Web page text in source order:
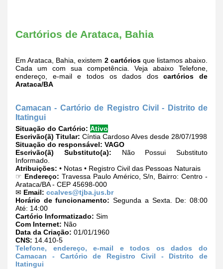
Cartórios de Arataca, Bahia
Em Arataca, Bahia, existem 2 cartóriosque listamos abaixo.
Cada um com sua competência. Veja abaixo Telefone,
endereço, e-mail e todos os dados doscartórios de
Arataca/BA
Camacan - Cartório de Registro Civil - Distrito de
Itatingui
Situação do Cartório: Ativo
Escrivão(ã) Titular: Cíntia Cardoso Alves desde 28/07/1998
Situação do responsável: VAGO
Escrivão(ã) Substituto(a): Não Possui Substituto
Informado.
Atribuições: • Notas • Registro Civil das Pessoas Naturais
☞ Endereço: Travessa Paulo Américo, S/n, Bairro: Centro -
Arataca/BA - CEP 45698-000
✉ Email: ccalves@tjba.jus.br
Horário de funcionamento: Segunda a Sexta. De: 08:00
Até: 14:00
Cartório Informatizado: Sim
Com Internet: Não
Data da Criação: 01/01/1960
CNS: 14.410-5
Telefone, endereço, e-mail e todos os dados do
Camacan - Cartório de Registro Civil - Distrito de
Itatingui